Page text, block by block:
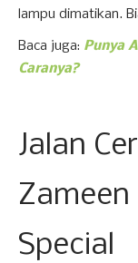
lampu dimatikan.
Baca juga: Punya
Caranya?
Jalan
Zameen
Special